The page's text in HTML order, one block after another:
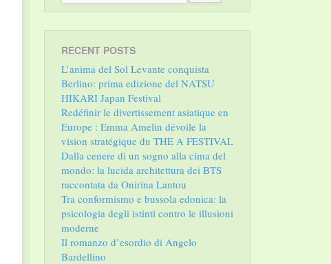
RECENT POSTS
L’anima del Sol Levante conquista
Berlino: prima edizione del NATSU
HIKARI Japan Festival
Redéfinir le divertissement asiatique en
Europe : Emma Amelin dévoile la
vision stratégique du THE A FESTIVAL
Dalla cenere di un sogno alla cima del
mondo: la lucida architettura dei BTS
raccontata da Onirina Lantou
Tra conformismo e bussola edonica: la
psicologia degli istinti contro le illusioni
moderne
Il romanzo d’esordio di Angelo
Bardellino